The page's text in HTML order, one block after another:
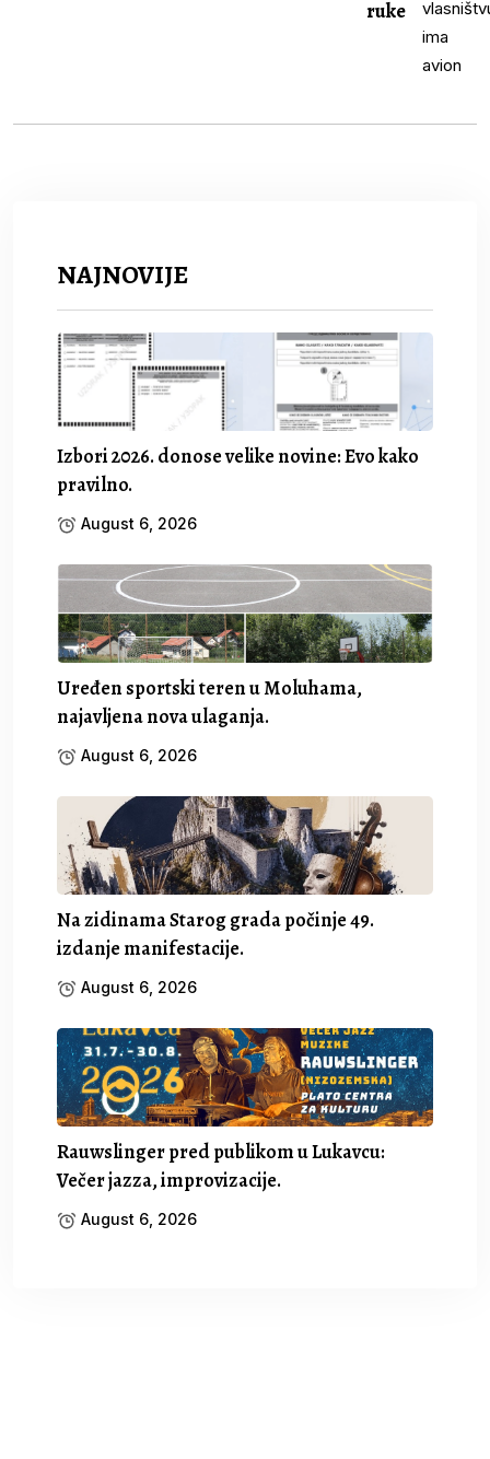
ruke
NAJNOVIJE
Izbori 2026. donose velike novine: Evo kako
pravilno.
August 6, 2026
Uređen sportski teren u Moluhama,
najavljena nova ulaganja.
August 6, 2026
Na zidinama Starog grada počinje 49.
izdanje manifestacije.
August 6, 2026
Rauwslinger pred publikom u Lukavcu:
Večer jazza, improvizacije.
August 6, 2026